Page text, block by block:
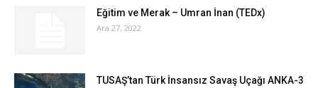
Eğitim ve Merak – Umran İnan (TEDx)
Ara 27, 2022
TUSAŞ’tan Türk İnsansız Savaş Uçağı ANKA-3